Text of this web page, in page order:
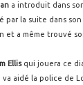
a introduit dans
par la suite dans
et a même trouvé
Ellisqui jouera ce
aidé la police de